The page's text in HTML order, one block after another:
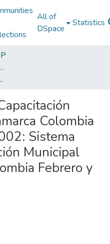
All of
DSpace
Statistics
- ESAP
Cundinamarca Colombia Febrero y Marzo 2002
Colombia
Sistema
Municipal
Febrero y